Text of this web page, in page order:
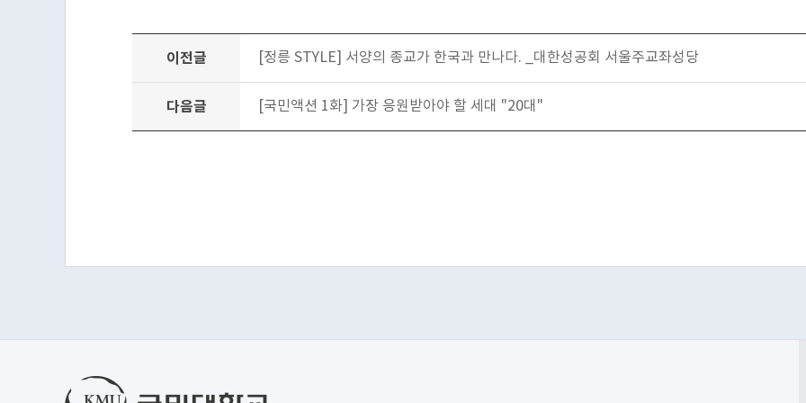
이전글 [정릉 STYLE] 서양의 종교가 한국과 만나다. _대한성공회 서울주교좌성당
다음글 [국민액션 1화] 가장 응원받아야 할 세대 "20대"